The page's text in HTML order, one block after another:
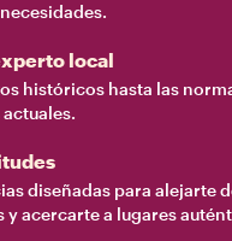
local
históricos hasta las
diseñadas para alejarte
y acercarte a lugares